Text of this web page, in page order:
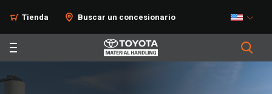
Tienda Buscar un concesionario